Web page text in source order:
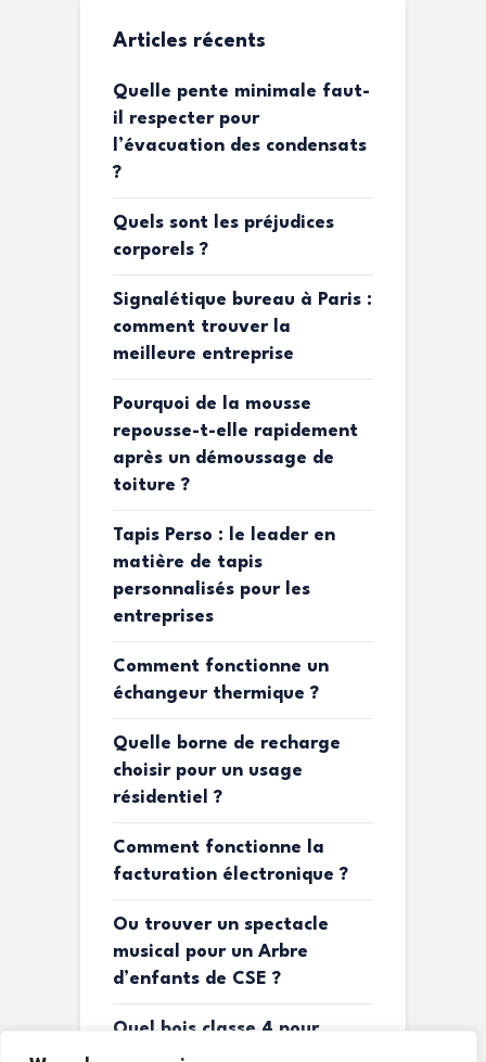
Articles récents
Quelle pente minimale faut-
il respecter pour
l’évacuation des condensats
?
Quels sont les préjudices
corporels ?
Signalétique bureau à Paris :
comment trouver la
meilleure entreprise
Pourquoi de la mousse
repousse-t-elle rapidement
après un démoussage de
toiture ?
Tapis Perso : le leader en
matière de tapis
personnalisés pour les
entreprises
Comment fonctionne un
échangeur thermique ?
Quelle borne de recharge
choisir pour un usage
résidentiel ?
Comment fonctionne la
facturation électronique ?
Ou trouver un spectacle
musical pour un Arbre
d’enfants de CSE ?
Quel bois classe 4 pour
terrasse ?